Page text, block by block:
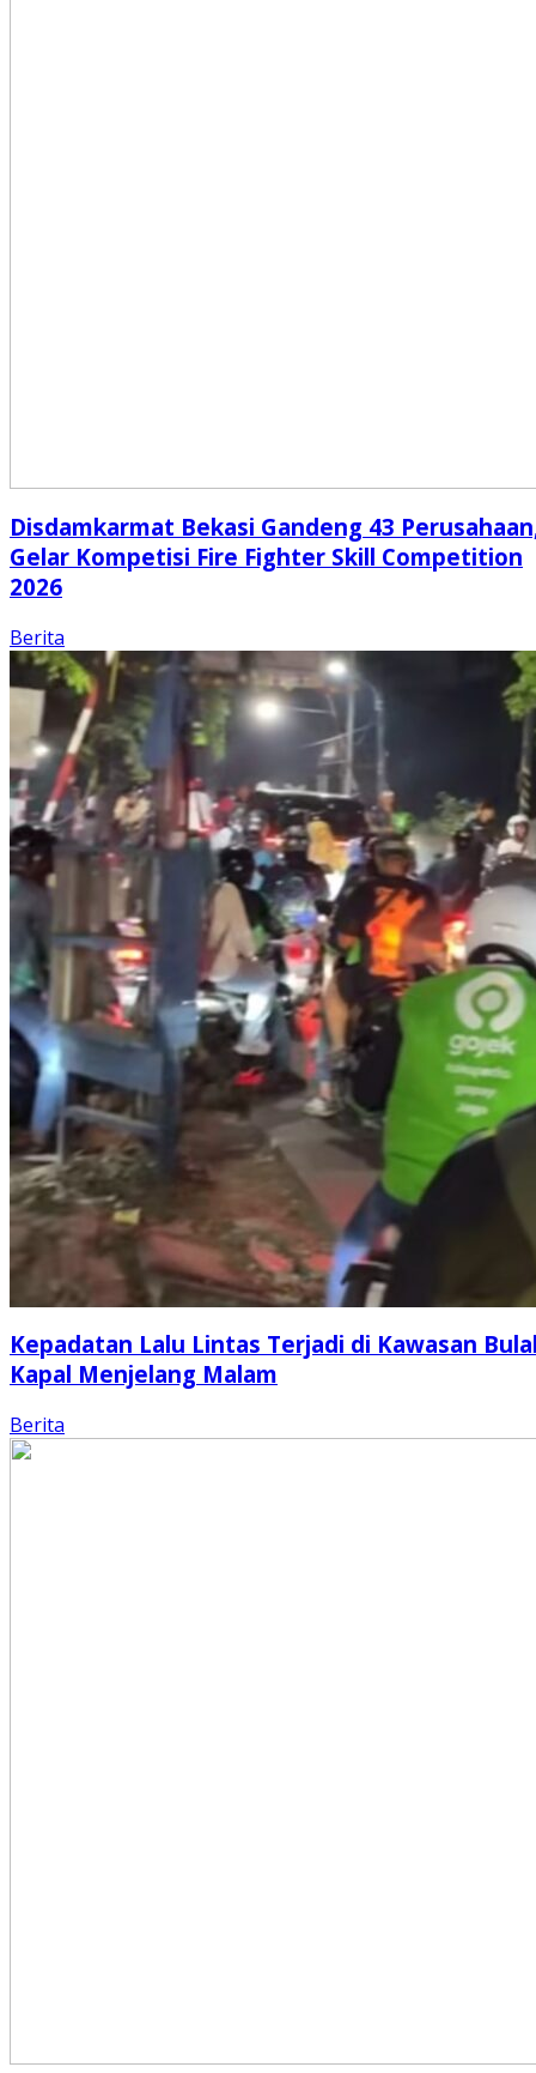
Disdamkarmat Bekasi Gandeng 43
Gelar Kompetisi Fire Fighter Skill Competition
2026
Berita
Kepadatan Lalu Lintas Terjadi di Kawasan
Kapal Menjelang Malam
Berita